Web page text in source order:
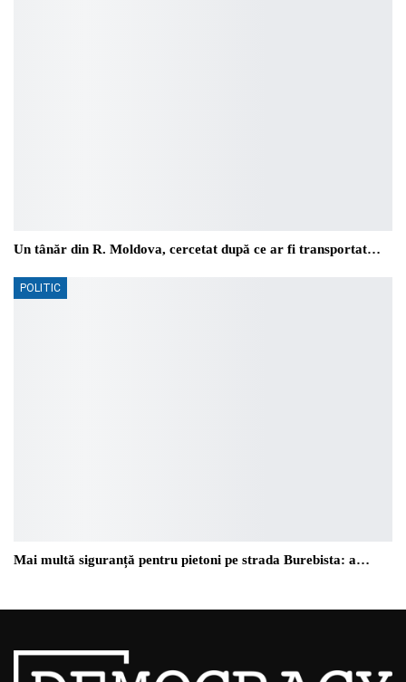
Un tânăr din R. Moldova, cercetat după ce ar fi transportat…
POLITIC
Mai multă siguranță pentru pietoni pe strada Burebista: a…